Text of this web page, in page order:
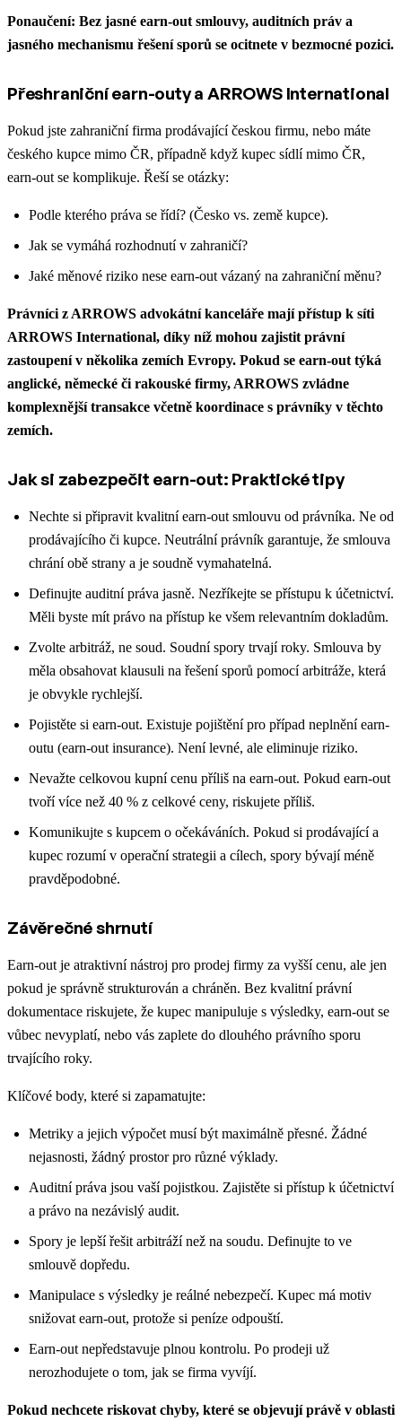
Ponaučení: Bez jasné earn-out smlouvy, auditních práv a
jasného mechanismu řešení sporů se ocitnete v bezmocné pozici.
Přeshraniční earn-outy a ARROWS International
Pokud jste zahraniční firma prodávající českou firmu, nebo máte
českého kupce mimo ČR, případně když kupec sídlí mimo ČR,
earn-out se komplikuje. Řeší se otázky:
Podle kterého práva se řídí? (Česko vs. země kupce).
Jak se vymáhá rozhodnutí v zahraničí?
Jaké měnové riziko nese earn-out vázaný na zahraniční měnu?
Právníci z ARROWS advokátní kanceláře mají přístup k síti
ARROWS International, díky níž mohou zajistit právní
zastoupení v několika zemích Evropy. Pokud se earn-out týká
anglické, německé či rakouské firmy, ARROWS zvládne
komplexnější transakce včetně koordinace s právníky v těchto
zemích.
Jak si zabezpečit earn-out: Praktické tipy
Nechte si připravit kvalitní earn-out smlouvu od právníka. Ne od
prodávajícího či kupce. Neutrální právník garantuje, že smlouva
chrání obě strany a je soudně vymahatelná.
Definujte auditní práva jasně. Nezříkejte se přístupu k účetnictví.
Měli byste mít právo na přístup ke všem relevantním dokladům.
Zvolte arbitráž, ne soud. Soudní spory trvají roky. Smlouva by
měla obsahovat klausuli na řešení sporů pomocí arbitráže, která
je obvykle rychlejší.
Pojistěte si earn-out. Existuje pojištění pro případ neplnění earn-
outu (earn-out insurance). Není levné, ale eliminuje riziko.
Nevažte celkovou kupní cenu příliš na earn-out. Pokud earn-out
tvoří více než 40 % z celkové ceny, riskujete příliš.
Komunikujte s kupcem o očekáváních. Pokud si prodávající a
kupec rozumí v operační strategii a cílech, spory bývají méně
pravděpodobné.
Závěrečné shrnutí
Earn-out je atraktivní nástroj pro prodej firmy za vyšší cenu, ale jen
pokud je správně strukturován a chráněn. Bez kvalitní právní
dokumentace riskujete, že kupec manipuluje s výsledky, earn-out se
vůbec nevyplatí, nebo vás zaplete do dlouhého právního sporu
trvajícího roky.
Klíčové body, které si zapamatujte:
Metriky a jejich výpočet musí být maximálně přesné. Žádné
nejasnosti, žádný prostor pro různé výklady.
Auditní práva jsou vaší pojistkou. Zajistěte si přístup k účetnictví
a právo na nezávislý audit.
Spory je lepší řešit arbitráží než na soudu. Definujte to ve
smlouvě dopředu.
Manipulace s výsledky je reálné nebezpečí. Kupec má motiv
snižovat earn-out, protože si peníze odpouští.
Earn-out nepředstavuje plnou kontrolu. Po prodeji už
nerozhodujete o tom, jak se firma vyvíjí.
Pokud nechcete riskovat chyby, které se objevují právě v oblasti